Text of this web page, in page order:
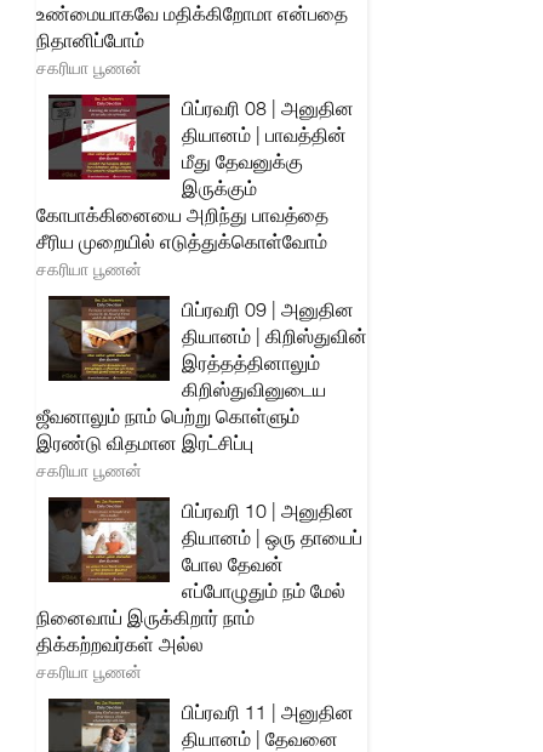
உண்மையாகவே மதிக்கிறோமா என்பதை
நிதானிப்போம்
சகரியா பூணன்
பிப்ரவரி 08 | அனுதின
தியானம் | பாவத்தின்
மீது தேவனுக்கு
இருக்கும்
கோபாக்கினையை அறிந்து பாவத்தை
சீரிய முறையில் எடுத்துக்கொள்வோம்
சகரியா பூணன்
பிப்ரவரி 09 | அனுதின
தியானம் | கிறிஸ்துவின்
இரத்தத்தினாலும்
கிறிஸ்துவினுடைய
ஜீவனாலும் நாம் பெற்று கொள்ளும்
இரண்டு விதமான இரட்சிப்பு
சகரியா பூணன்
பிப்ரவரி 10 | அனுதின
தியானம் | ஒரு தாயைப்
போல தேவன்
எப்போழுதும் நம் மேல்
நினைவாய் இருக்கிறார் நாம்
திக்கற்றவர்கள் அல்ல
சகரியா பூணன்
பிப்ரவரி 11 | அனுதின
தியானம் | தேவனை